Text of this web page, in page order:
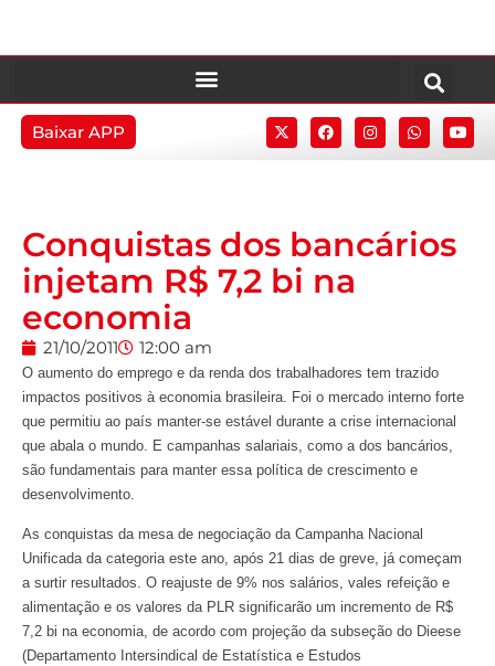
Baixar APP
Conquistas dos bancários
injetam R$ 7,2 bi na
economia
21/10/2011 12:00 am
O aumento do emprego e da renda dos trabalhadores tem trazido
impactos positivos à economia brasileira. Foi o mercado interno forte
que permitiu ao país manter-se estável durante a crise internacional
que abala o mundo. E campanhas salariais, como a dos bancários,
são fundamentais para manter essa política de crescimento e
desenvolvimento.
As conquistas da mesa de negociação da Campanha Nacional
Unificada da categoria este ano, após 21 dias de greve, já começam
a surtir resultados. O reajuste de 9% nos salários, vales refeição e
alimentação e os valores da PLR significarão um incremento de R$
7,2 bi na economia, de acordo com projeção da subseção do Dieese
(Departamento Intersindical de Estatística e Estudos